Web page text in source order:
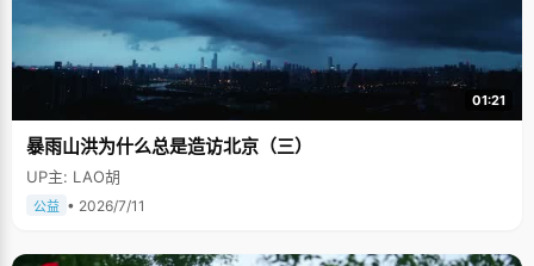
01:21
暴雨山洪为什么总是造访北京（三）
UP主: LAO胡
公益 • 2026/7/11